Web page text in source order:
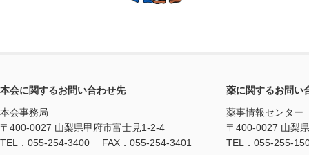
本会に関するお問い合わせ先
本会事務局
〒400-0027 山梨県甲府市富士見1-2-4
TEL．055-254-3400 FAX．055-254-3401
薬に関するお問い
薬事情報センター
〒400-0027 山梨
TEL．055-255-